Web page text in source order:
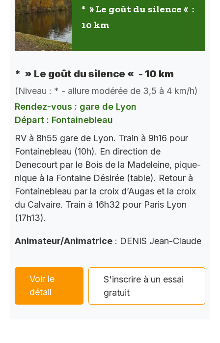
* » Le goût du silence « :
10 km
* » Le goût du silence « - 10 km
(Niveau : * - allure modérée de 3,5 à 4 km/h)
Rendez-vous : gare de Lyon
Départ : Fontainebleau
RV à 8h55 gare de Lyon. Train à 9h16 pour
Fontainebleau (10h). En direction de
Denecourt par le Bois de la Madeleine, pique-
nique à la Fontaine Désirée (table). Retour à
Fontainebleau par la croix d’Augas et la croix
du Calvaire. Train à 16h32 pour Paris Lyon
(17h13).
Animateur/Animatrice : DENIS Jean-Claude
Voir le
détail
S'inscrire à un essai
gratuit